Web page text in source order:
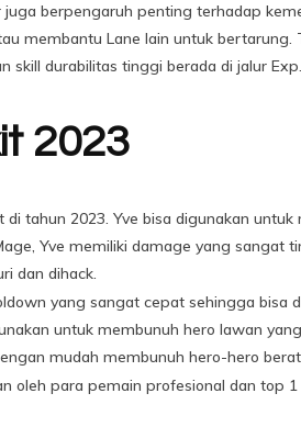
berpengaruh penting terhadap
membantu Lane lain untuk
skill durabilitas tinggi berada di jalur
2023
tahun 2023. Yve bisa digunakan
Yve memiliki damage yang sangat
dan dihack.
yang sangat cepat sehingga
untuk membunuh hero lawan
mudah membunuh hero-hero
oleh para pemain profesional dan top